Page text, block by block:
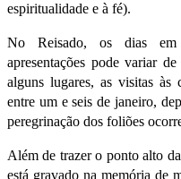
espiritualidade e à fé).
No Reisado, os dias em
apresentações podevariar de
alguns lugares, as visitas às
entre um e seis de janeiro,
peregrinação dos foliões
Além de trazer o ponto alto
está gravado na memória de